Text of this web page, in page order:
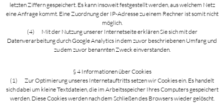
letzten Ziffern gespeichert. Es kann insoweit festgestellt werden, aus welchem Netz
eine Anfrage kommt. Eine Zuordnung der IP-Adresse zu einem Rechner ist somit nicht
möglich.
(4) Mit der Nutzung unserer Internetseite erklären Sie sich mit der
Datenverarbeitung durch Google Analytics in dem zuvor beschriebenen Umfang und
zu dem zuvor benannten Zweck einverstanden.
§ 4 Informationen über Cookies
(1) Zur Optimierung unseres Internetauftritts setzen wir Cookies ein. Es handelt
sich dabei um kleine Textdateien, die im Arbeitsspeicher Ihres Computers gespeichert
werden. Diese Cookies werden nach dem Schließen des Browsers wieder gelöscht.